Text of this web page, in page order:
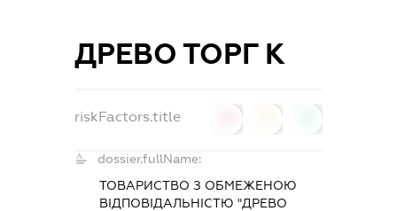
ДРЕВО ТОРГ К
riskFactors.title
dossier.fullName:
ТОВАРИСТВО З ОБМЕЖЕНОЮ
ВІДПОВІДАЛЬНІСТЮ "ДРЕВО